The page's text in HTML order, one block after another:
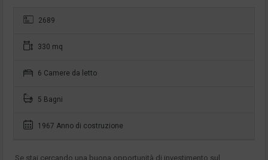
2689
330 mq
6 Camere da letto
5 Bagni
1967 Anno di costruzione
Se stai cercando una buona opportunità di investimento sul